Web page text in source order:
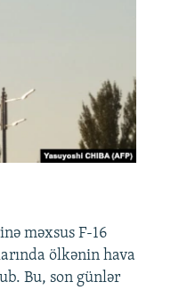
məxsus F-16
ölkənin hava
Bu, son günlər